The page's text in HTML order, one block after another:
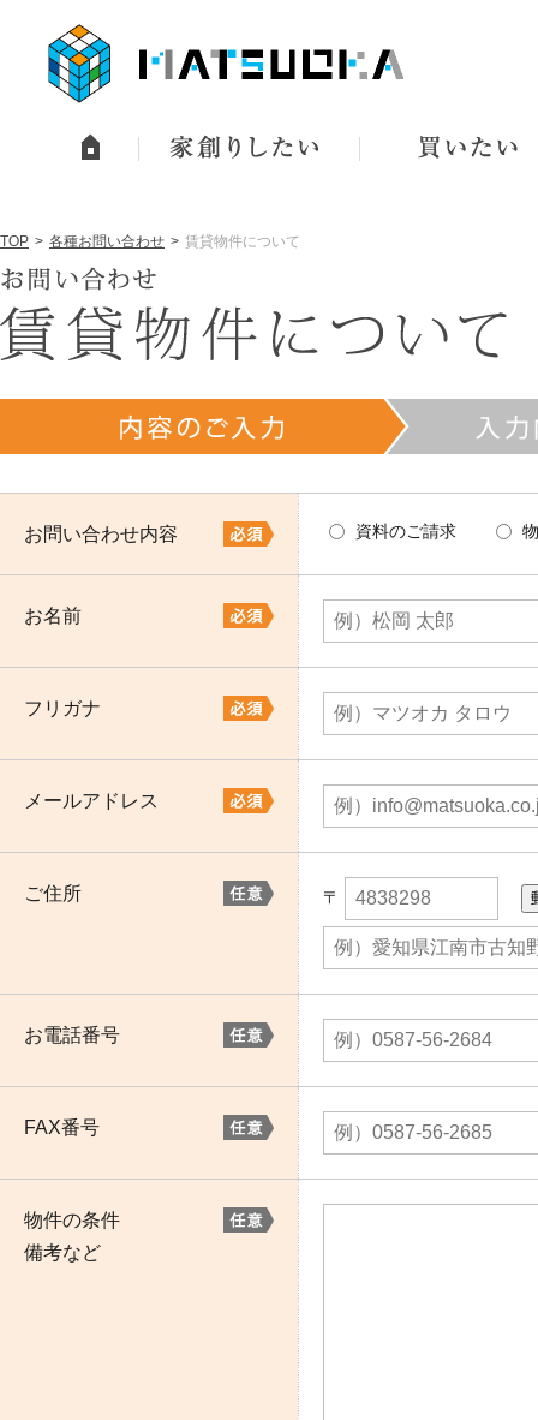
TOP 各種お問い合わせ 賃貸物件について
お問い合わせ内容 資料のご請求
お名前
フリガナ
メールアドレス
ご住所 〒
お電話番号
FAX番号
物件の条件
備考など